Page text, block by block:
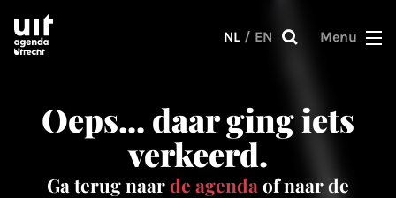
Skip to main content
NL / EN Menu
Oeps... daar ging iets
verkeerd.
Ga terug naarde agenda of naar de